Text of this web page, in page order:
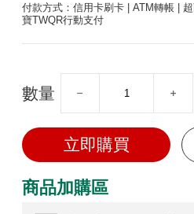
付款方式：信用卡刷卡 | ATM轉帳 |
寶TWQR行動支付
數量
立即購買
商品加購區